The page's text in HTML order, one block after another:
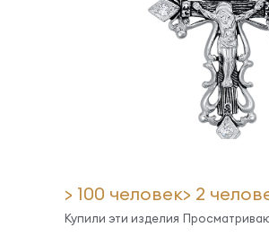
> 100 человек
Купили эти изделия
> 2